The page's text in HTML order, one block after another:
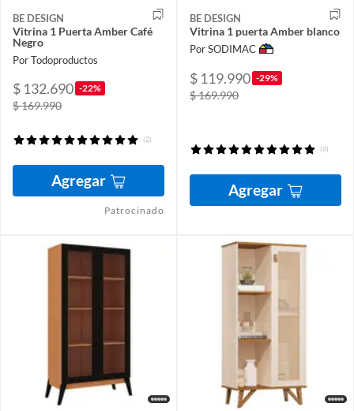
BE DESIGN
Vitrina 1 Puerta Amber Café
Negro
Por Todoproductos
$ 132.690 -22%
$ 169.990
(2)
Agregar
Patrocinado
BE DESIGN
Vitrina 1 puerta Amber blanco
Por SODIMAC
$ 119.990 -29%
$ 169.990
(6)
Agregar